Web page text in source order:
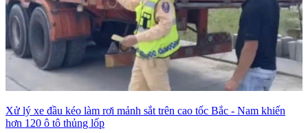
Xử lý xe đầu kéo làm rơi mảnh sắt trên cao tốc Bắc - Nam khiến
hơn 120 ô tô thủng lốp